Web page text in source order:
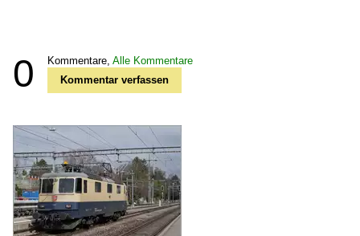
0 Kommentare, Alle Kommentare
Kommentar verfassen